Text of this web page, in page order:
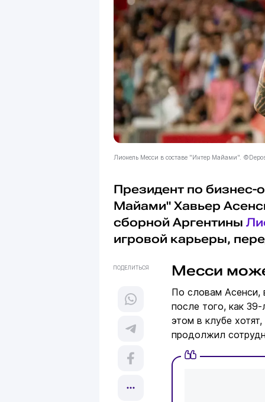
Лионель Месси в составе "Интер Майами".
Президент по
Майами" Хавьер
сборной Аргентины
игровой карьеры,
ПОДЕЛИТЬСЯ Месси
По словам
после того, как
этом в клубе
продолжил